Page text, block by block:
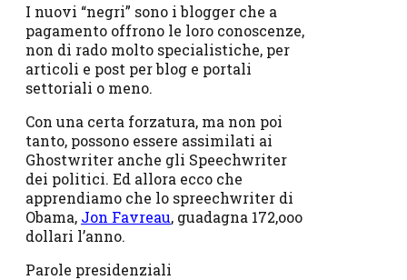
I nuovi “negri” sono i blogger che a
pagamento offrono le loro conoscenze,
non di rado molto specialistiche, per
articoli e post per blog e portali
settoriali o meno.
Con una certa forzatura, ma non poi
tanto, possono essere assimilati ai
Ghostwriter anche gli Speechwriter
dei politici. Ed allora ecco che
apprendiamo che lo spreechwriter di
Obama, Jon Favreau, guadagna 172,ooo
dollari l’anno.
Parole presidenziali